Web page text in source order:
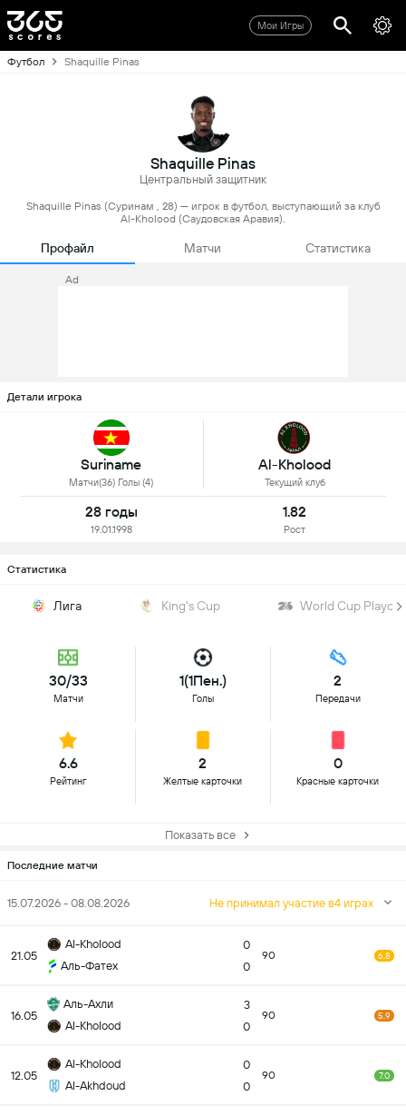
Мои Игры
Футбол Shaquille Pinas
Shaquille Pinas
Центральный защитник
Shaquille Pinas (Суринам , 28) — игрок в футбол, выступающий за клуб
Al-Kholood (Саудовская Аравия).
Профайл Матчи Статистика
Ad
Детали игрока
Suriname
Матчи(36) Голы (4)
Al-Kholood
Текущий клуб
28 годы
19.01.1998
1.82
Рост
Статистика
Лига King's Cup World Cup Playoff
30/33
Матчи
1(1Пен.)
Голы
2
Передачи
6.6
Рейтинг
2
Желтые карточки
0
Красные карточки
Показать все
Последние матчи
15.07.2026 - 08.08.2026 Не принимал участие в4 играх
21.05
Al-Kholood
Аль-Фатех
0
0
90 6.8
16.05
Аль-Ахли
Al-Kholood
3
0
90 5.9
12.05
Al-Kholood
Al-Akhdoud
0
0
90 7.0